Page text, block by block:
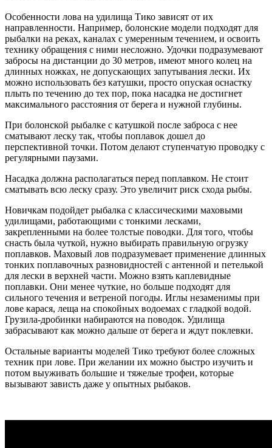
Особенности лова на удилища Тико зависят от их
направленности. Например, болонские модели подходят для
рыбалки на реках, каналах с умеренным течением, и освоить
технику обращения с ними несложно. Удочки подразумевают
забросы на дистанции до 30 метров, имеют много колец на
длинных ножках, не допускающих запутывания лески. Их
можно использовать без катушки, просто опуская оснастку
плыть по течению до тех пор, пока насадка не достигнет
максимального расстояния от берега и нужной глубины.
При болонской рыбалке с катушкой после заброса с нее
сматывают леску так, чтобы поплавок дошел до
перспективной точки. Потом делают ступенчатую проводку с
регулярными паузами.
Насадка должна располагаться перед поплавком. Не стоит
сматывать всю леску сразу. Это увеличит риск схода рыбы.
Новичкам подойдет рыбалка с классическими маховыми
удилищами, работающими с тонкими лесками,
закрепленными на более толстые поводки. Для того, чтобы
снасть была чуткой, нужно выбирать правильную огрузку
поплавков. Маховый лов подразумевает применение длинных
тонких поплавочных разновидностей с антенной и петелькой
для лески в верхней части. Можно взять каплевидные
поплавки. Они менее чуткие, но больше подходят для
сильного течения и ветреной погоды. Иглы незаменимы при
лове карася, леща на спокойных водоемах с гладкой водой.
Грузила-дробинки набираются на поводок. Удилища
забрасывают как можно дальше от берега и ждут поклевки.
Остальные варианты моделей Тико требуют более сложных
техник при лове. При желании их можно быстро изучить и
потом выуживать большие и тяжелые трофеи, которые
вызывают зависть даже у опытных рыбаков.